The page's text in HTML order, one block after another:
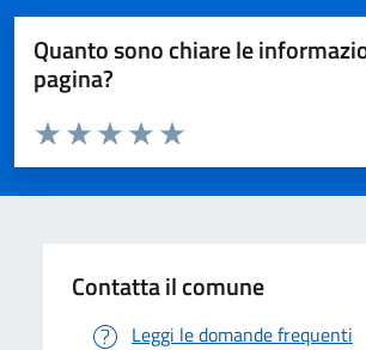
Quanto sono chiare le
pagina?
Valuta da 1 a 5 stelle la pagina
Valuta 5 stelle su 5
Valuta 4 stelle su 5
Valuta 3 stelle su 5
Valuta 2 stelle su 5
Valuta 1 stelle su 5
Contatta il comune
Leggi le domande frequenti